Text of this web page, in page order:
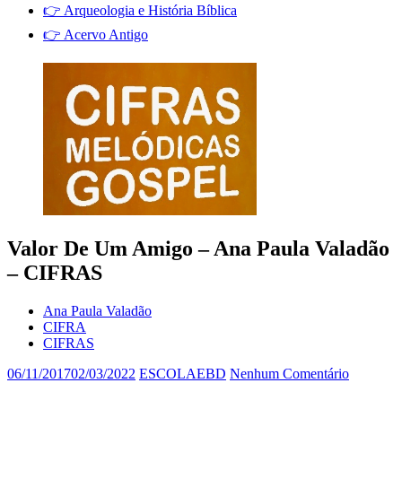
👉 Arqueologia e História Bíblica
👉 Acervo Antigo
Valor De Um Amigo – Ana Paula Valadão
– CIFRAS
Ana Paula Valadão
CIFRA
CIFRAS
06/11/201702/03/2022 ESCOLAEBD Nenhum Comentário